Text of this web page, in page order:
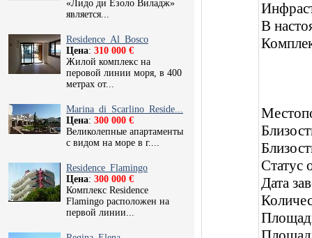
«Лидо ди Езоло Виладж»
является...
Residence_Al_Bosco
Цена: 310 000 €
Жилой комплекс на
перовой линии моря, в 400
метрах от...
Marina_di_Scarlino_Reside...
Цена: 300 000 €
Великолепные апартаменты
с видом на море в г....
Residence_Flamingo
Цена: 300 000 €
Комплекс Residence
Flamingo расположен на
первой линии...
В
Статус
Дата